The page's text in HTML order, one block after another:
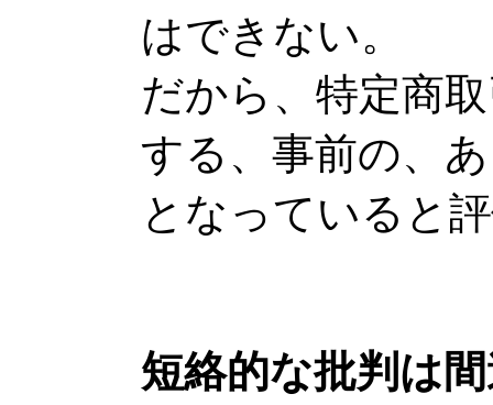
はできない。
だから、特定商
する、事前の、
となっていると
短絡的な批判は